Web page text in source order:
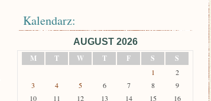
Kalendarz:
AUGUST 2026
M
T W T F S S
1
2
3
4 5 6 7 8
9
10
11 12 13 14 15
16